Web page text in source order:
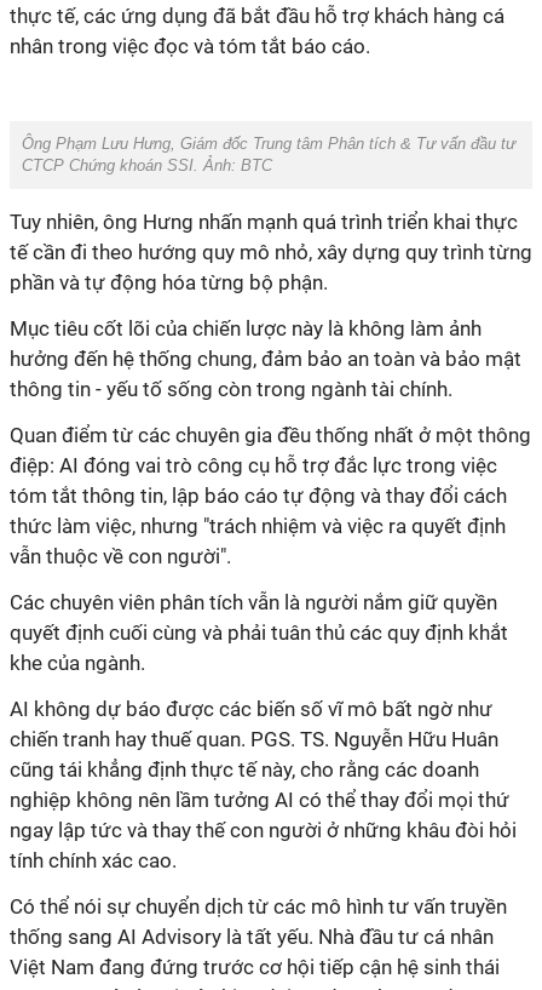
thực tế, các ứng dụng đã bắt đầu hỗ trợ khách hàng cá
nhân trong việc đọc và tóm tắt báo cáo.
Ông Phạm Lưu Hưng, Giám đốc Trung tâm Phân tích & Tư vấn đầu tư
CTCP Chứng khoán SSI. Ảnh: BTC
Tuy nhiên, ông Hưng nhấn mạnh quá trình triển khai thực
tế cần đi theo hướng quy mô nhỏ, xây dựng quy trình từng
phần và tự động hóa từng bộ phận.
Mục tiêu cốt lõi của chiến lược này là không làm ảnh
hưởng đến hệ thống chung, đảm bảo an toàn và bảo mật
thông tin - yếu tố sống còn trong ngành tài chính.
Quan điểm từ các chuyên gia đều thống nhất ở một thông
điệp: AI đóng vai trò công cụ hỗ trợ đắc lực trong việc
tóm tắt thông tin, lập báo cáo tự động và thay đổi cách
thức làm việc, nhưng "trách nhiệm và việc ra quyết định
vẫn thuộc về con người".
Các chuyên viên phân tích vẫn là người nắm giữ quyền
quyết định cuối cùng và phải tuân thủ các quy định khắt
khe của ngành.
AI không dự báo được các biến số vĩ mô bất ngờ như
chiến tranh hay thuế quan. PGS. TS. Nguyễn Hữu Huân
cũng tái khẳng định thực tế này, cho rằng các doanh
nghiệp không nên lầm tưởng AI có thể thay đổi mọi thứ
ngay lập tức và thay thế con người ở những khâu đòi hỏi
tính chính xác cao.
Có thể nói sự chuyển dịch từ các mô hình tư vấn truyền
thống sang AI Advisory là tất yếu. Nhà đầu tư cá nhân
Việt Nam đang đứng trước cơ hội tiếp cận hệ sinh thái